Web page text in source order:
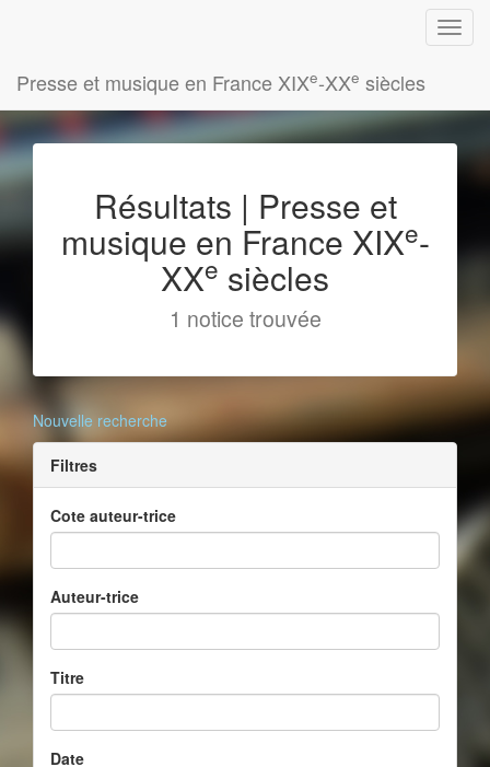
Presse et musique en France XIXe-XXe siècles
Résultats | Presse et
musique en France XIXe-
XXe siècles
1 notice trouvée
Nouvelle recherche
Filtres
Cote auteur-trice
Auteur-trice
Titre
Date